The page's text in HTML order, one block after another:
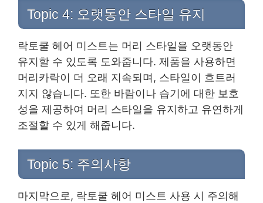
Topic 4: 오랫동안 스타일 유지
락토쿨 헤어 미스트는 머리 스타일을 오랫동안
유지할 수 있도록 도와줍니다. 제품을 사용하면
머리카락이 더 오래 지속되며, 스타일이 흐트러
지지 않습니다. 또한 바람이나 습기에 대한 보호
성을 제공하여 머리 스타일을 유지하고 유연하게
조절할 수 있게 해줍니다.
Topic 5: 주의사항
마지막으로, 락토쿨 헤어 미스트 사용 시 주의해